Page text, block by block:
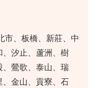
市、板橋、新莊、中
汐止、蘆洲、樹
鶯歌、泰山、瑞
金山、貢寮、石